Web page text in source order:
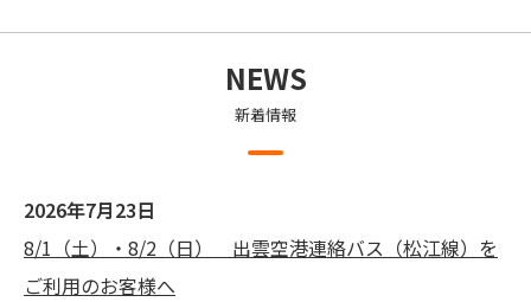
NEWS
新着情報
2026年7月23日
8/1（土）・8/2（日） 出雲空港連絡バス（松江線）を
ご利用のお客様へ